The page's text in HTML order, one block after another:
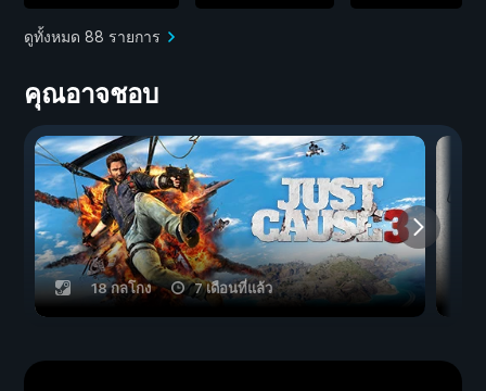
ดูทั้งหมด 88 รายการ
คุณอาจชอบ
18 กลโกง 7 เดือนที่แล้ว